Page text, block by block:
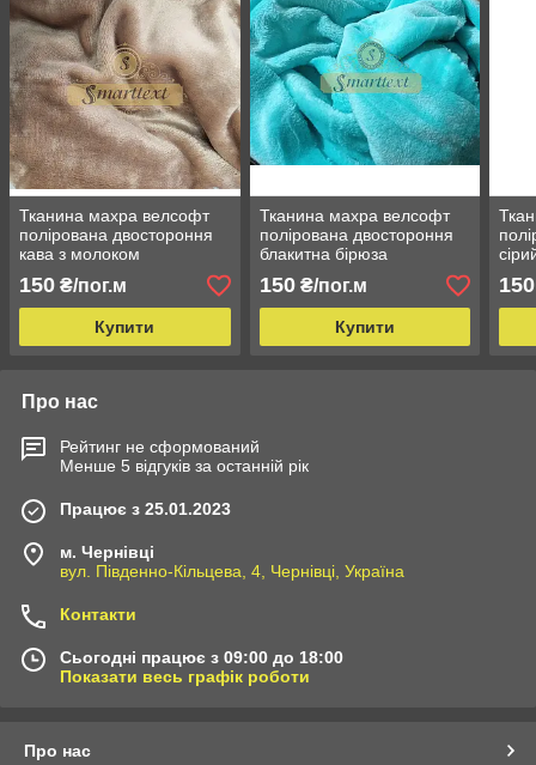
Тканина махра велсофт
полірована двостороння
кава з молоком
150 ₴/пог.м
Купити
Тканина махра велсофт
полірована двостороння
блакитна бірюза
150₴/пог.м
Купити
150
Про нас
Рейтинг не сформований
Менше 5 відгуків за останній рік
Працює з 25.01.2023
м. Чернівці
вул. Південно-Кільцева, 4, Чернівці, Україна
Контакти
Сьогодні працює з 09:00 до 18:00
Показати весь графік роботи
Про нас